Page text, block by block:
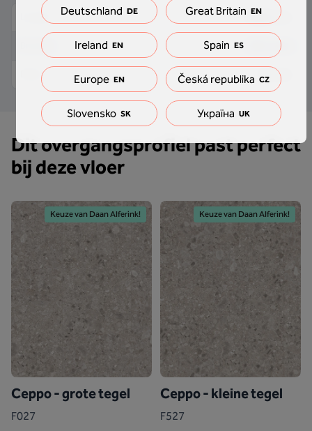
Lengte 2000 mm
Breedte 40.5 mm
Dikte 10 mm
Dit overgangsprofiel past perfect
bij deze vloer
Keuze van Daan Alferink!
Ceppo - grote tegel
F027
Keuze van Daan Alferink!
Ceppo - kleine tegel
F527
Deutschland DE Great Britain EN
Ireland EN Spain ES
Europe EN Česká republika CZ
Slovensko SK Україна UK